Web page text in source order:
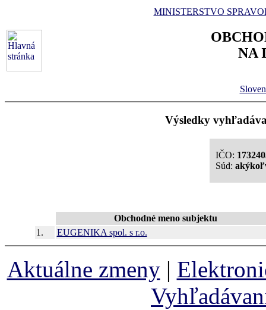
MINISTERSTVO
NA
Výsledky
IČO:
Súd:
Obchodné meno subjektu
1.
EUGENIKA spol. s r.o.
Aktuálne zmeny|